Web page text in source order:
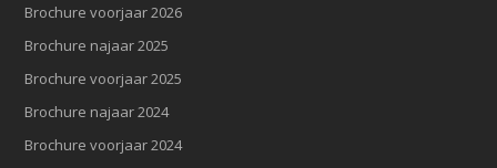
Brochure voorjaar 2026
Brochure najaar 2025
Brochure voorjaar 2025
Brochure najaar 2024
Brochure voorjaar 2024